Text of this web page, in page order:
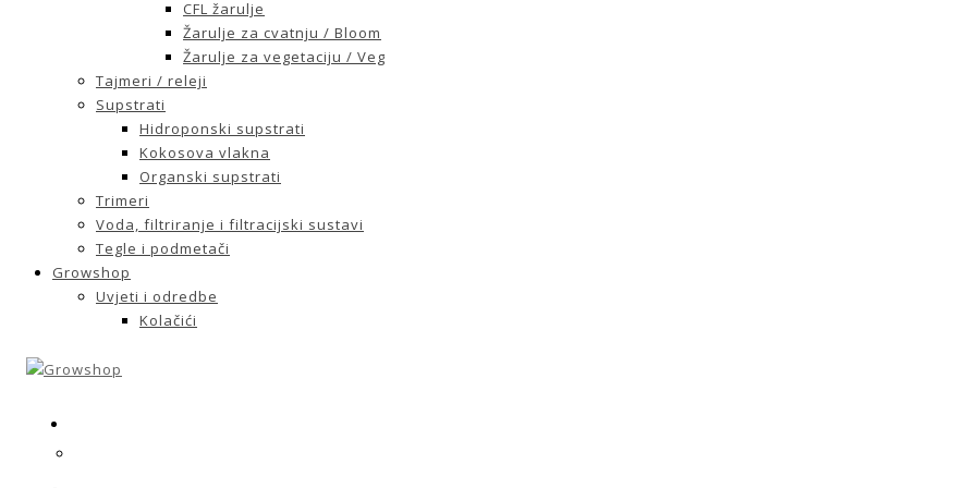
CFL žarulje
Žarulje za cvatnju / Bloom
Žarulje za vegetaciju / Veg
Tajmeri / releji
Supstrati
Hidroponski supstrati
Kokosova vlakna
Organski supstrati
Trimeri
Voda, filtriranje i filtracijski sustavi
Tegle i podmetači
Growshop
Uvjeti i odredbe
Kolačići